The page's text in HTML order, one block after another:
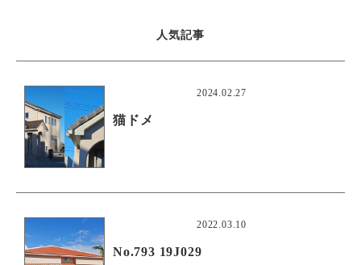
人気記事
2024.02.27
猫ドメ
2022.03.10
No.793 19J029